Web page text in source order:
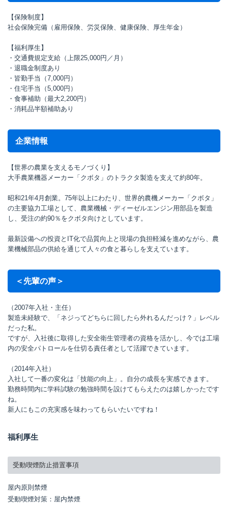
【保険制度】
社会保険完備（雇用保険、労災保険、健康保険、厚生年金）
【福利厚生】
・交通費規定支給（上限25,000円／月）
・退職金制度あり
・皆勤手当（7,000円）
・住宅手当（5,000円）
・食事補助（最大2,200円）
・消耗品半額補助あり
企業情報
【世界の農業を支えるモノづくり】
大手農業機器メーカー「クボタ」のトラクタ製造を支えて約80年。
昭和21年4月創業。75年以上にわたり、世界的農機メーカー「クボタ」
の主要協力工場として、農業機械・ディーゼルエンジン用部品を製造
し、受注の約90％をクボタ向けとしています。
最新設備への投資とIT化で品質向上と現場の負担軽減を進めながら、農
業機械部品の供給を通じて人々の食と暮らしを支えています。
＜先輩の声＞
（2007年入社・主任）
製造未経験で、「ネジってどちらに回したら外れるんだっけ？」レベル
だった私。
ですが、入社後に取得した安全衛生管理者の資格を活かし、今では工場
内の安全パトロールを仕切る責任者として活躍できています。
（2014年入社）
入社して一番の変化は「技能の向上」。自分の成長を実感できます。
勤務時間内に学科試験の勉強時間を設けてもらえたのは嬉しかったです
ね。
新人にもこの充実感を味わってもらいたいですね！
福利厚生
受動喫煙防止措置事項
屋内原則禁煙
受動喫煙対策：屋内禁煙